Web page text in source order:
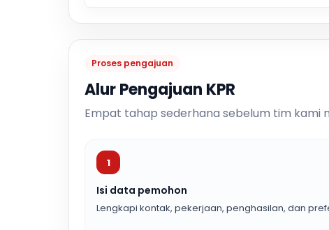
Proses pengajuan
Alur Pengajuan KPR
Empat tahap sederhana sebelum tim kami
1
Isi data pemohon
Lengkapi kontak, pekerjaan, penghasilan, dan